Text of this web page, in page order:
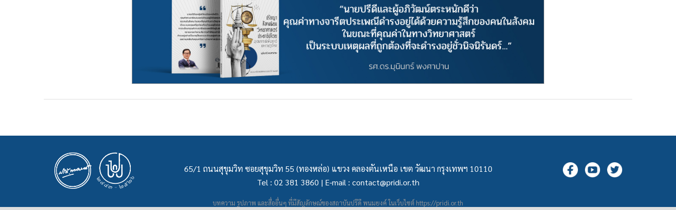
65/1 ถนนสุขุมวิท ซอยสุขุมวิท 55 (ทองหล่อ) แขวง คลองตันเหนือ เขต วัฒนา กรุงเทพฯ 10110
Tel : 02 381 3860 | E-mail : contact@pridi.or.th
บทความ รูปภาพ และสื่ออื่นๆ ที่มีสัญลักษณ์ของสถาบันปรีดี พนมยงค์ ในเว็บไซต์ https://pridi.or.th